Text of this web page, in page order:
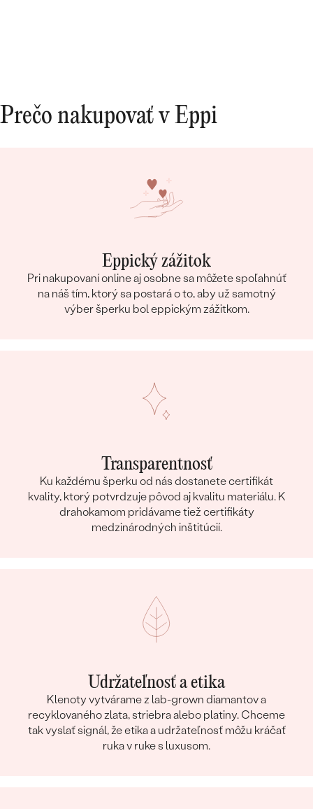
Prečo nakupovať v Eppi
Eppický zážitok
Pri nakupovaní online aj osobne sa môžete spoľahnúť
na náš tím, ktorý sa postará o to, aby už samotný
výber šperku bol eppickým zážitkom.
Transparentnosť
Ku každému šperku od nás dostanete certifikát
kvality, ktorý potvrdzuje pôvod aj kvalitu materiálu. K
drahokamom pridávame tiež certifikáty
medzinárodných inštitúcií.
Udržateľnosť a etika
Klenoty vytvárame z lab-grown diamantov a
recyklovaného zlata, striebra alebo platiny. Chceme
tak vyslať signál, že etika a udržateľnosť môžu kráčať
ruka v ruke s luxusom.